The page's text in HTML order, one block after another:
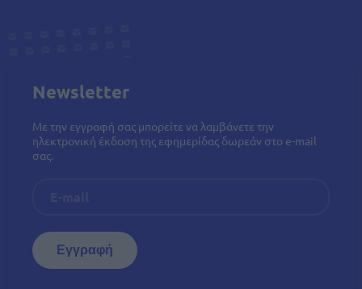
Newsletter
Με την εγγραφή σας μπορείτε να λαμβάνετε την
ηλεκτρονική έκδοση της εφημερίδας δωρεάν στο e-mail
σας.